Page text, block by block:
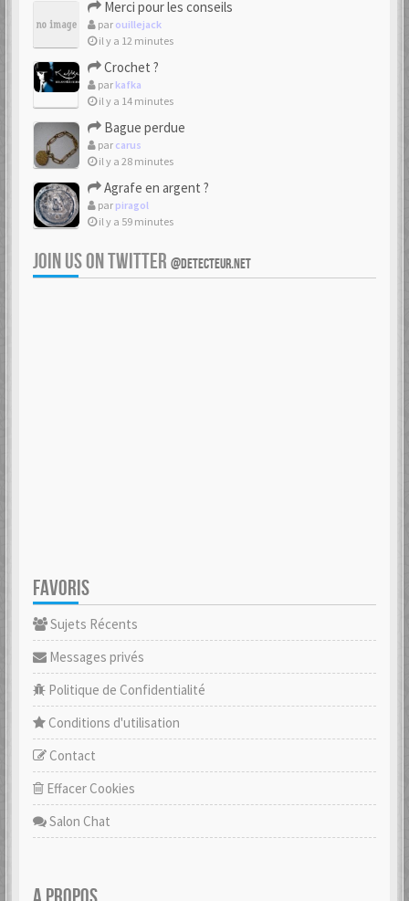
Merci pour les conseils
par ouillejack
il y a 12 minutes
Crochet ?
par kafka
il y a 14 minutes
Bague perdue
par carus
il y a 28 minutes
Agrafe en argent ?
par piragol
il y a 59 minutes
JOIN US ON TWITTER @DETECTEUR.NET
FAVORIS
Sujets Récents
Messages privés
Politique de Confidentialité
Conditions d'utilisation
Contact
Effacer Cookies
Salon Chat